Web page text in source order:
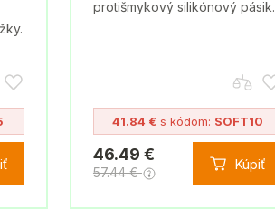
protišmykový silikónový pásik.
41.84 €s kódom: SOFT10
46.49 €
57.44 € Kúpiť